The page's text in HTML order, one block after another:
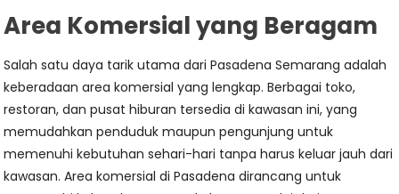
Area Komersial yang Beragam
Salah satu daya tarik utama dari Pasadena Semarang adalah
keberadaan area komersial yang lengkap. Berbagai toko,
restoran, dan pusat hiburan tersedia di kawasan ini, yang
memudahkan penduduk maupun pengunjung untuk
memenuhi kebutuhan sehari-hari tanpa harus keluar jauh dari
kawasan. Area komersial di Pasadena dirancang untuk